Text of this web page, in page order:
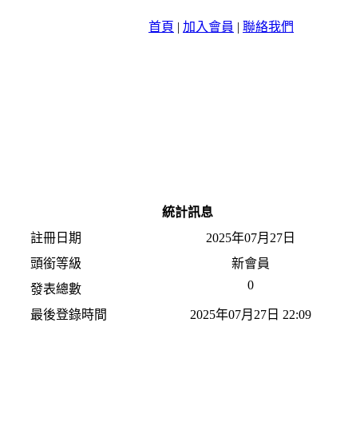
首頁 | 加入會員 | 聯絡我們
統計訊息
註冊日期
2025年07月27日
頭銜等級
新會員
發表總數
0
最後登錄時間 2025年07月27日 22:09